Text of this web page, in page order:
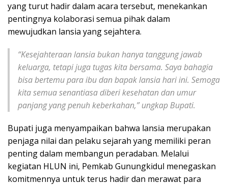
yang turut hadir dalam acara tersebut, menekankan
pentingnya kolaborasi semua pihak dalam
mewujudkan lansia yang sejahtera.
“Kesejahteraan lansia bukan hanya tanggung jawab
keluarga, tetapi juga tugas kita bersama. Saya bahagia
bisa bertemu para ibu dan bapak lansia hari ini. Semoga
kita semua senantiasa diberi kesehatan dan umur
panjang yang penuh keberkahan,”ungkap Bupati.
Bupati juga menyampaikan bahwa lansia merupakan
penjaga nilai dan pelaku sejarah yang memiliki peran
penting dalam membangun peradaban. Melalui
kegiatan HLUN ini, Pemkab Gunungkidul menegaskan
komitmennya untuk terus hadir dan merawat para